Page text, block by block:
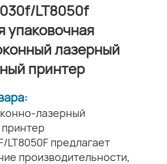
LT8050f
упаковочная
лазерный
принтер
лазерный
LT8050F предлагает
производительности,